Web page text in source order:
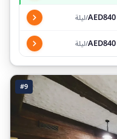
/ليلة
/ليلة
#9